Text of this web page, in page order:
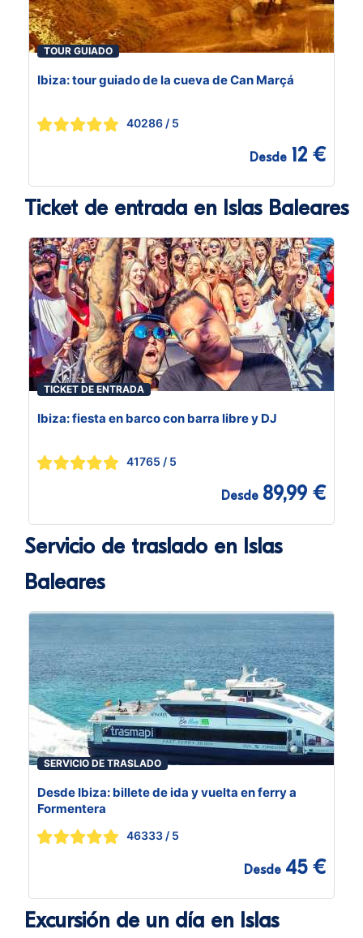
TOUR GUIADO
Ibiza: tour guiado de la cueva de Can Marçá
40286 / 5
Desde 12 €
Ticket de entrada en Islas Baleares
TICKET DE ENTRADA
Ibiza: fiesta en barco con barra libre y DJ
41765 / 5
Desde 89,99 €
Servicio de traslado en Islas
Baleares
SERVICIO DE TRASLADO
Desde Ibiza: billete de ida y vuelta en ferry a
Formentera
46333 / 5
Desde 45 €
Excursión de un día en Islas